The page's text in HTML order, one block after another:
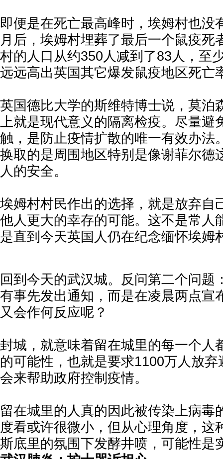
即便是在死亡最高峰时，埃姆村也没
月后，埃姆村埋葬了最后一个鼠疫死
村的人口从约350人减到了83人，至
远远高出英国其它爆发鼠疫地区死亡
英国德比大学的斯维特博士说，莫泊
上就是现代意义的隔离检疫。尽量避
触，是防止疫情扩散的唯一有效办法
换取的是周围地区特别是像谢菲尔德
人的安全。
埃姆村村民作出的选择，就是放弃自
他人更大的幸存的可能。这不是常人
是直到今天英国人仍在纪念缅怀埃姆
回到今天的武汉城。反问第二个问题
有事先发出通知，而是在凌晨两点宣
又会作何反应呢？
封城，就意味着留在城里的每一个人
的可能性，也就是要求1100万人放
会来帮助政府控制疫情。
留在城里的人真的因此被传染上病毒
度看或许很微小，但从心理角度，这
斯底里的氛围下发酵井喷，可能性是